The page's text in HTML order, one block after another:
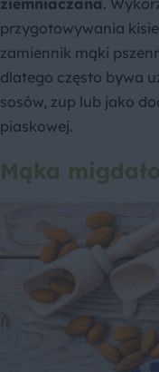
przygotowywania
zamiennik mąki
dlatego często bywa
sosów, zup lub jako
piaskowej.
Mąka